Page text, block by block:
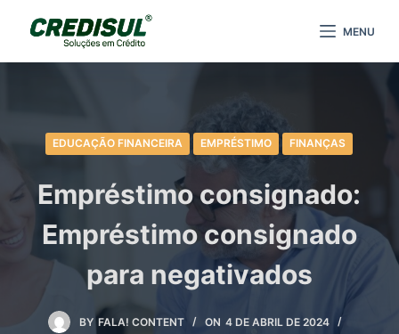
l
MENU
EDUCAÇÃO FINANCEIRA EMPRÉSTIMO FINANÇAS
Empréstimo consignado:
Empréstimo consignado
para negativados
BY FALA! CONTENT ON 4 DE ABRIL DE 2024